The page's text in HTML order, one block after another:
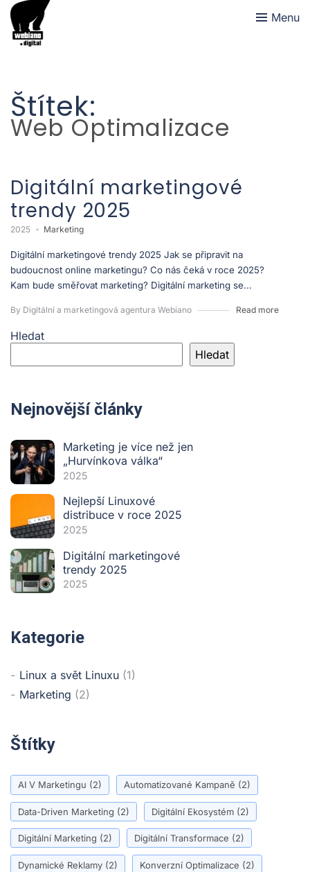
Menu
Štítek:
Web Optimalizace
Digitální marketingové
trendy 2025
2025 Marketing
Digitální marketingové trendy 2025 Jak se připravit na
budoucnost online marketingu? Co nás čeká v roce 2025?
Kam bude směřovat marketing? Digitální marketing se...
By Digitální a marketingová agentura Webiano Read more
Hledat
Hledat
Nejnovější články
Marketing je více než jen
„Hurvínkova válka“
2025
Nejlepší Linuxové
distribuce v roce 2025
2025
Digitální marketingové
trendy 2025
2025
Kategorie
Linux a svět Linuxu (1)
Marketing (2)
Štítky
AI V Marketingu (2) Automatizované Kampaně (2)
Data-Driven Marketing (2) Digitální Ekosystém (2)
Digitální Marketing (2) Digitální Transformace (2)
Dynamické Reklamy (2) Konverzní Optimalizace (2)